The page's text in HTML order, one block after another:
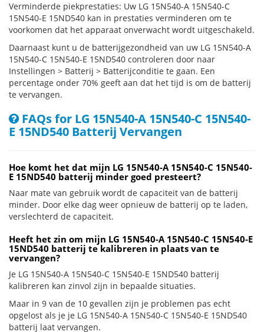
Verminderde piekprestaties: Uw LG 15N540-A 15N540-C
15N540-E 15ND540 kan in prestaties verminderen om te
voorkomen dat het apparaat onverwacht wordt uitgeschakeld.
Daarnaast kunt u de batterijgezondheid van uw LG 15N540-A
15N540-C 15N540-E 15ND540 controleren door naar
Instellingen > Batterij > Batterijconditie te gaan. Een
percentage onder 70% geeft aan dat het tijd is om de batterij
te vervangen.
FAQs for LG 15N540-A 15N540-C 15N540-
E 15ND540 Batterij Vervangen
Hoe komt het dat mijn LG 15N540-A 15N540-C 15N540-
E 15ND540 batterij minder goed presteert?
Naar mate van gebruik wordt de capaciteit van de batterij
minder. Door elke dag weer opnieuw de batterij op te laden,
verslechterd de capaciteit.
Heeft het zin om mijn LG 15N540-A 15N540-C 15N540-E
15ND540 batterij te kalibreren in plaats van te
vervangen?
Je LG 15N540-A 15N540-C 15N540-E 15ND540 batterij
kalibreren kan zinvol zijn in bepaalde situaties.
Maar in 9 van de 10 gevallen zijn je problemen pas echt
opgelost als je je LG 15N540-A 15N540-C 15N540-E 15ND540
batterij laat vervangen.